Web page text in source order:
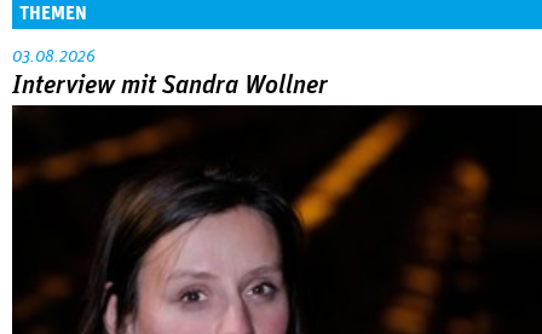
THEMEN
03.08.2026
Interview mit Sandra Wollner